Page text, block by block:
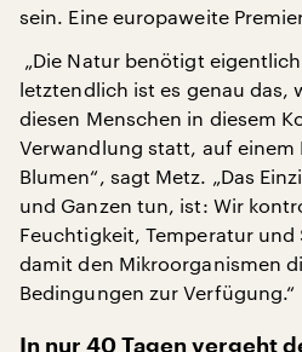
sein. Eine europaweite
„Die Natur benötigt
letztendlich ist es genau das,
diesen Menschen in diesem
Verwandlung statt, auf einem
Blumen“, sagt Metz. „Das
und Ganzen tun, ist: Wir
Feuchtigkeit, Temperatur
damit den Mikroorganismen
Bedingungen zur Verfügung.“
In nur 40 Tagen vergeht